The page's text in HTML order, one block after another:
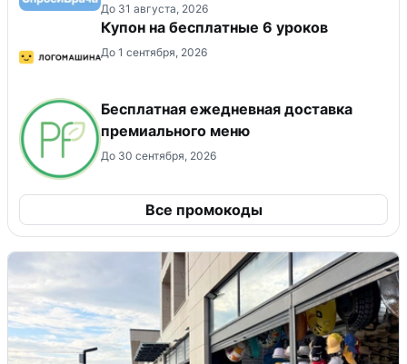
До 31 августа, 2026
Купон на бесплатные 6 уроков
До 1 сентября, 2026
Бесплатная ежедневная доставка
премиального меню
До 30 сентября, 2026
Все промокоды